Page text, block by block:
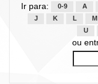
Ir para: 0-9 A
J
K L M
U
ou